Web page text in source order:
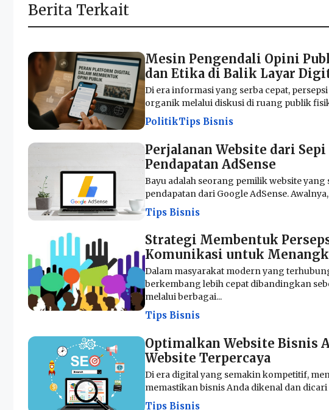
Berita Terkait
Mesin Pengendali Opini
dan Etika di Balik Layar
Di era informasi yang serba cepat,
organik melalui diskusi di ruang publik
PolitikTips Bisnis
Perjalanan Website dari
Pendapatan AdSense
Bayu adalah seorang pemilik website
pendapatan dari Google AdSense.
Tips Bisnis
Strategi Membentuk
Komunikasi untuk
Dalam masyarakat modern yang
berkembang lebih cepat dibandingkan
melalui berbagai...
Tips Bisnis
Optimalkan Website Bisnis
Website Terpercaya
Di era digital yang semakin kompetitif,
memastikan bisnis Anda dikenal dan dicari
Tips Bisnis